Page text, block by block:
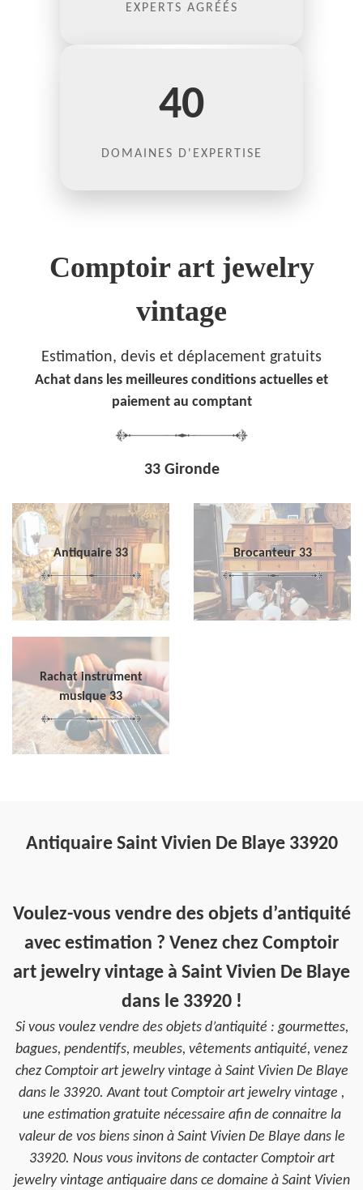
EXPERTS AGRÉÉS
40
DOMAINES D'EXPERTISE
Comptoir art jewelry
vintage
Estimation, devis et déplacement gratuits
Achat dans les meilleures conditions actuelles et
paiement au comptant
33 Gironde
Antiquaire 33 Brocanteur 33
Rachat instrument
musique 33
Antiquaire Saint Vivien De Blaye 33920
Voulez-vous vendre des objets d’antiquité
avec estimation ? Venez chez Comptoir
art jewelry vintage à Saint Vivien De Blaye
dans le 33920 !
Si vous voulez vendre des objets d’antiquité : gourmettes,
bagues, pendentifs, meubles, vêtements antiquité, venez
chez Comptoir art jewelry vintage à Saint Vivien De Blaye
dans le 33920. Avant tout Comptoir art jewelry vintage ,
une estimation gratuite nécessaire afin de connaitre la
valeur de vos biens sinon à Saint Vivien De Blaye dans le
33920. Nous vous invitons de contacter Comptoir art
jewelry vintage antiquaire dans ce domaine à Saint Vivien